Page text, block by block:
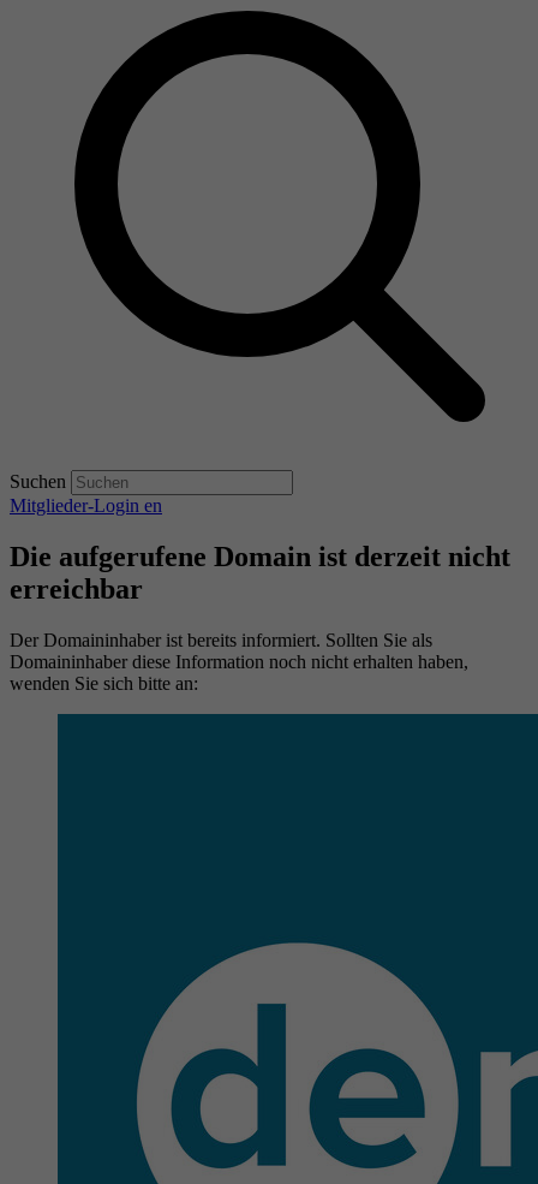
Suchen
Mitglieder-Login en
Die aufgerufene Domain ist derzeit nicht
erreichbar
Der Domaininhaber ist bereits informiert. Sollten Sie als
Domaininhaber diese Information noch nicht erhalten haben,
wenden Sie sich bitte an: